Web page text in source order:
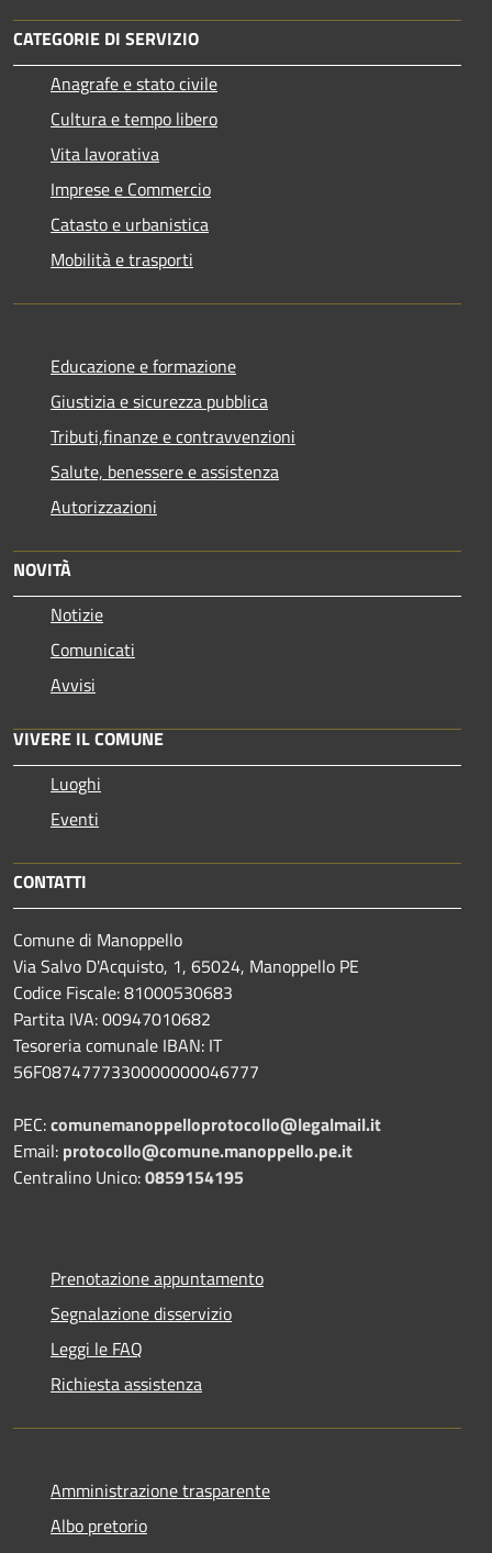
CATEGORIE DI SERVIZIO
Anagrafe e stato civile
Cultura e tempo libero
Vita lavorativa
Imprese e Commercio
Catasto e urbanistica
Mobilità e trasporti
Educazione e formazione
Giustizia e sicurezza pubblica
Tributi,finanze e contravvenzioni
Salute, benessere e assistenza
Autorizzazioni
NOVITÀ
Notizie
Comunicati
Avvisi
VIVERE IL COMUNE
Luoghi
Eventi
CONTATTI
Comune di Manoppello
Via Salvo D'Acquisto, 1, 65024, Manoppello PE
Codice Fiscale: 81000530683
Partita IVA: 00947010682
Tesoreria comunale IBAN: IT
56F0874777330000000046777
PEC:comunemanoppelloprotocollo@legalmail.it
Email: protocollo@comune.manoppello.pe.it
Centralino Unico:0859154195
Prenotazione appuntamento
Segnalazione disservizio
Leggi le FAQ
Richiesta assistenza
Amministrazione trasparente
Albo pretorio